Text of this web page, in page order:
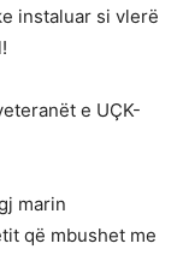
instaluar si vlerë
e UÇK-
marin
që mbushet me